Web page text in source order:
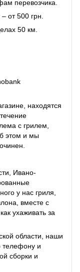
перевозчика.
от 500 грн.
50 км.
находятся
с грилем,
этом и мы
Ивано-
у нас гриля,
вместе с
ухаживать за
области, наши
телефону и
сборки и